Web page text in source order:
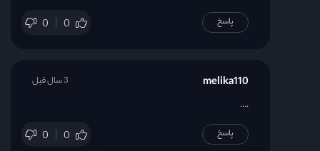
0 0 پاسخ
melika110
….
0 0
3 سال قبل
پاسخ